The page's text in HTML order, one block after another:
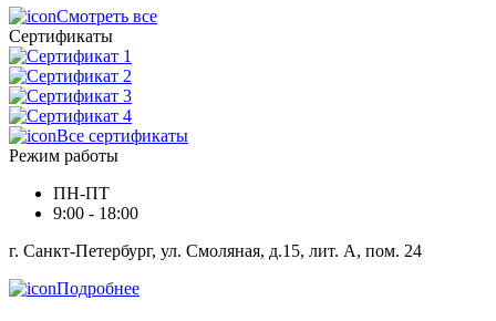
Смотреть все
Сертификаты
Все сертификаты
Режим работы
ПН-ПТ
9:00 - 18:00
г. Санкт-Петербург, ул. Смоляная, д.15, лит. А, пом. 24
Подробнее